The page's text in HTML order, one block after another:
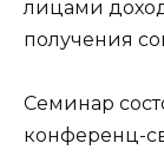
лицами
получения
Семинар
конференц-